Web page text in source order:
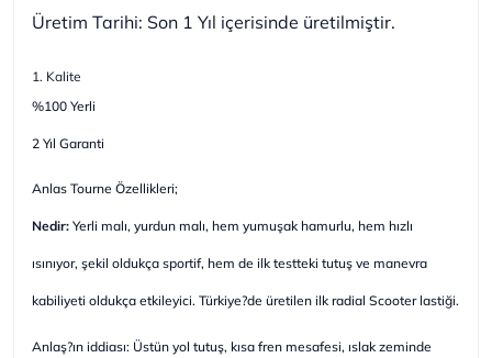
Üretim Tarihi: Son 1 Yıl içerisinde üretilmiştir.
1. Kalite
%100 Yerli
2 Yıl Garanti
Anlas Tourne Özellikleri;
Nedir: Yerli malı, yurdun malı, hem yumuşak hamurlu, hem hızlı
ısınıyor, şekil oldukça sportif, hem de ilk testteki tutuş ve manevra
kabiliyeti oldukça etkileyici. Türkiye?de üretilen ilk radial Scooter lastiği.
Anlaş?ın iddiası: Üstün yol tutuş, kısa fren mesafesi, ıslak zeminde